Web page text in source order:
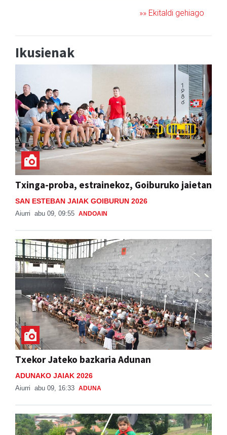
»» Ekitaldi gehiago
Ikusienak
Txinga-proba, estrainekoz, Goiburuko jaietan
SAN ESTEBAN JAIAK GOIBURUN 2026
Aiurri abu 09, 09:55 ANDOAIN
Txekor Jateko bazkaria Adunan
ADUNAKO JAIAK 2026
Aiurri abu 09, 16:33 ADUNA